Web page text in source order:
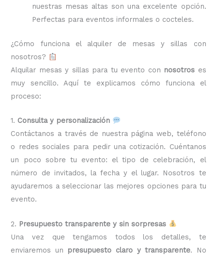
nuestras mesas altas son una excelente opción.
Perfectas para eventos informales o cocteles.
¿Cómo funciona el alquiler de mesas y sillas con
nosotros?
Alquilar mesas y sillas para tu evento con nosotros es
muy sencillo. Aquí te explicamos cómo funciona el
proceso:
1. Consulta y personalización
Contáctanos a través de nuestra página web, teléfono
o redes sociales para pedir una cotización. Cuéntanos
un poco sobre tu evento: el tipo de celebración, el
número de invitados, la fecha y el lugar. Nosotros te
ayudaremos a seleccionar las mejores opciones para tu
evento.
2. Presupuesto transparente y sin sorpresas
Una vez que tengamos todos los detalles, te
enviaremos un presupuesto claro y transparente. No